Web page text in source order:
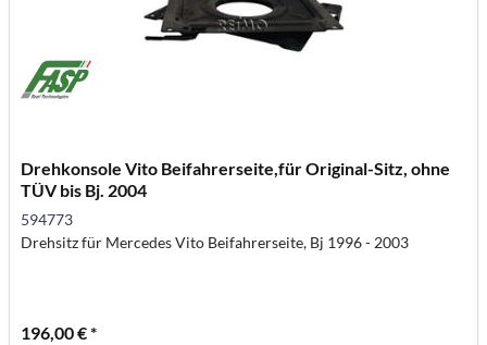
Drehkonsole Vito Beifahrerseite,für Original-Sitz, ohne
TÜV bis Bj. 2004
594773
Drehsitz für Mercedes Vito Beifahrerseite, Bj 1996 - 2003
196,00 € *